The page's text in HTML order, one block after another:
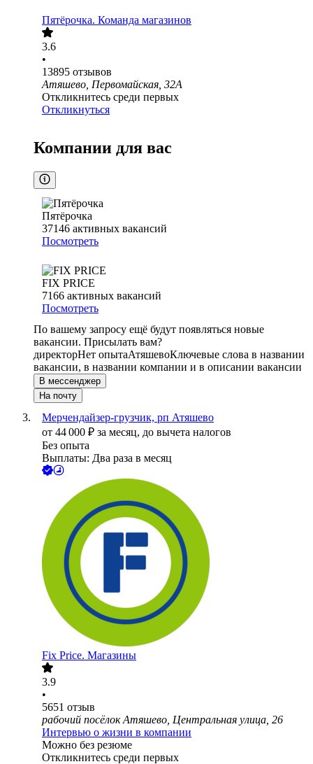
Пятёрочка. Команда магазинов
3.6
•
13895 отзывов
Атяшево, Первомайская, 32А
Откликнитесь среди первых
Откликнуться
Компании для вас
Пятёрочка
37146 активных вакансий
Посмотреть
FIX PRICE
7166 активных вакансий
Посмотреть
По вашему запросу ещё будут появляться новые
вакансии. Присылать вам?
директорНет опытаАтяшевоКлючевые слова в названии
вакансии, в названии компании и в описании вакансии
В мессенджер
На почту
Мерчендайзер-грузчик, рп Атяшево
от 44 000 ₽ за месяц, до вычета налогов
Без опыта
Выплаты: Два раза в месяц
Fix Price. Магазины
3.9
•
5651 отзыв
рабочий посёлок Атяшево, Центральная улица, 26
Интервью о жизни в компании
Можно без резюме
Откликнитесь среди первых